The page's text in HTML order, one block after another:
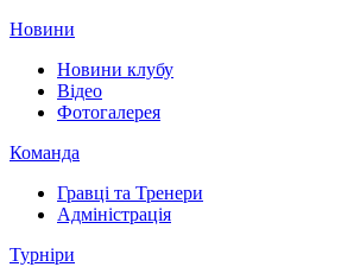
Новини
Новини клубу
Відео
Фотогалерея
Команда
Гравці та Тренери
Адміністрація
Турніри